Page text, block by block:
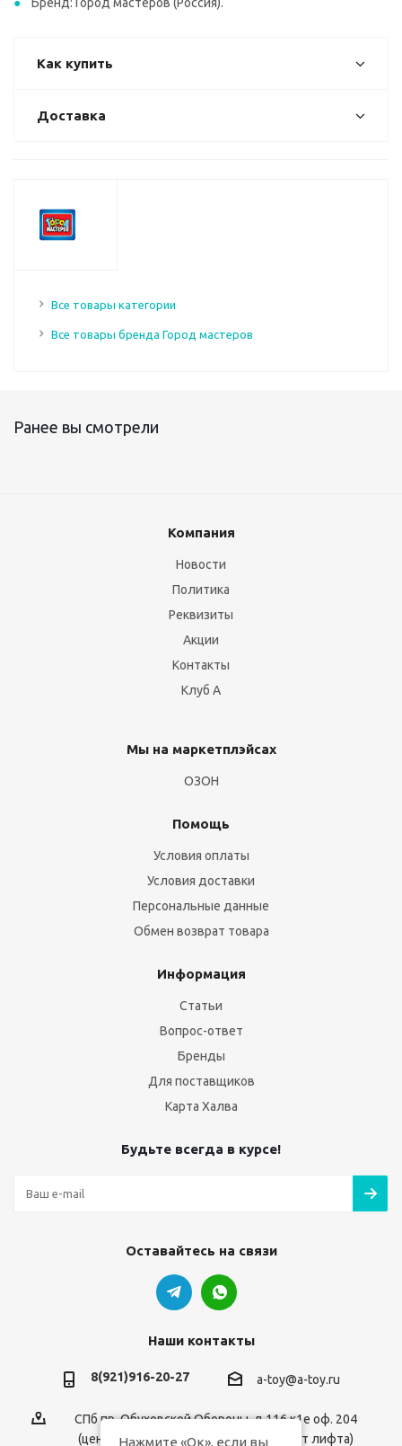
Как купить
Доставка
Все товары категории
Все товары бренда Город мастеров
Ранее вы смотрели
Компания
Новости
Политика
Реквизиты
Акции
Контакты
Клуб А
Мы на маркетплэйсах
ОЗОН
Помощь
Условия оплаты
Условия доставки
Персональные данные
Обмен возврат товара
Информация
Статьи
Вопрос-ответ
Бренды
Для поставщиков
Карта Халва
Будьте всегда в курсе!
Оставайтесь на связи
Наши контакты
8(921)916-20-27 a-toy@a-toy.ru
СПб пр. Обуховской Обороны, д.116 к1е оф. 204
(центральный вход 2-й этаж справа от лифта)
Нажмите «Ок», если вы